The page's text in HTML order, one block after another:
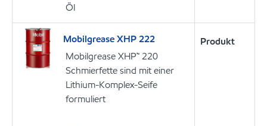
Öl
Mobilgrease XHP 222
Mobilgrease XHP™ 220
Schmierfette sind mit einer
Lithium-Komplex-Seife
formuliert
Produkt